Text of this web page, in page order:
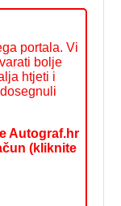
portala. Vi
bolje
htjeti i
Autograf.hr
(kliknite